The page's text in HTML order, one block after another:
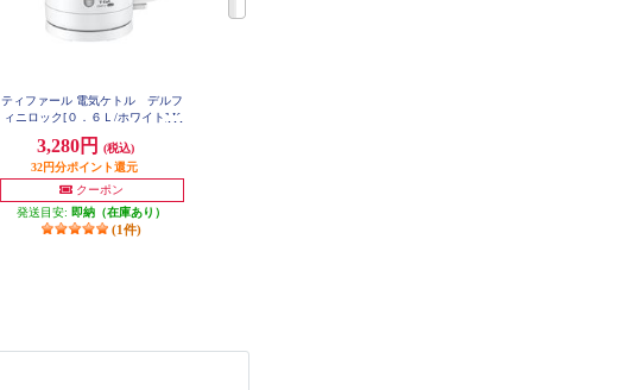
ティファール 電気ケトル デルフ
ィニロック[０．６Ｌ/ホワイト] K
3,280円
(税込)
32円分ポイント還元
クーポン
発送目安: 即納（在庫あり）
(1件)